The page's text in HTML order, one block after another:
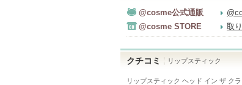
@cosme公式通販
@cosme STORE 取
クチコミ リップスティック
リップスティック ヘッド イン ザ ク